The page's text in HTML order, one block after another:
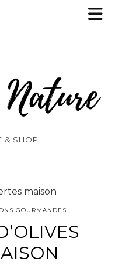
& SHOP
maison
GOURMANDES